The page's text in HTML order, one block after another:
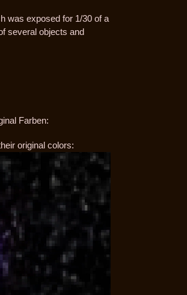
was exposed for 1/30 of a
several objects and
Farben:
original colors: